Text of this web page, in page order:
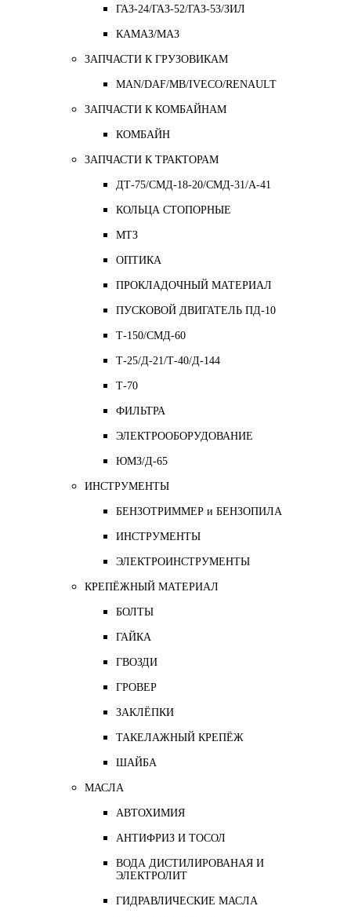
ГАЗ-24/ГАЗ-52/ГАЗ-53/ЗИЛ
КАМАЗ/МАЗ
ЗАПЧАСТИ К ГРУЗОВИКАМ
MAN/DAF/MB/IVECO/RENAULT
ЗАПЧАСТИ К КОМБАЙНАМ
КОМБАЙН
ЗАПЧАСТИ К ТРАКТОРАМ
ДТ-75/СМД-18-20/СМД-31/A-41
КОЛЬЦА СТОПОРНЫЕ
МТЗ
ОПТИКА
ПРОКЛАДОЧНЫЙ МАТЕРИАЛ
ПУСКОВОЙ ДВИГАТЕЛЬ ПД-10
Т-150/СМД-60
Т-25/Д-21/Т-40/Д-144
Т-70
ФИЛЬТРА
ЭЛЕКТРООБОРУДОВАНИЕ
ЮМЗ/Д-65
ИНСТРУМЕНТЫ
БЕНЗОТРИММЕР и БЕНЗОПИЛА
ИНСТРУМЕНТЫ
ЭЛЕКТРОИНСТРУМЕНТЫ
КРЕПЁЖНЫЙ МАТЕРИАЛ
БОЛТЫ
ГАЙКА
ГВОЗДИ
ГРОВЕР
ЗАКЛЁПКИ
ТАКЕЛАЖНЫЙ КРЕПЁЖ
ШАЙБА
МАСЛА
АВТОХИМИЯ
АНТИФРИЗ И ТОСОЛ
ВОДА ДИСТИЛИРОВАНАЯ И
ЭЛЕКТРОЛИТ
ГИДРАВЛИЧЕСКИЕ МАСЛА